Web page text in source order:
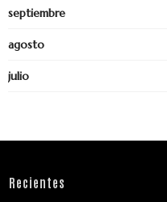
septiembre
agosto
julio
Recientes